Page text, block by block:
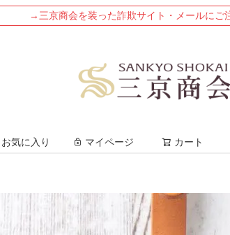
→三京商会を装った詐欺サイト・メールにご
お気に入り マイページ カート